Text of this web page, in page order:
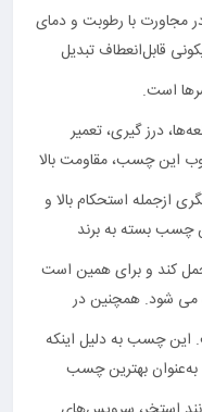
مجاورت با رطوبت و دمای
قابل‌انعطاف تبدیل
است.
درز گیری، تعمیر
این چسب، مقاومت بالا
ازجمله استحکام بالا و
چسب بسته به برند
دمای 350 درجه را تحمل کند و برای همین است
می شود. همچنین در
این چسب به دلیل اینکه
به‌عنوان بهترین چسب